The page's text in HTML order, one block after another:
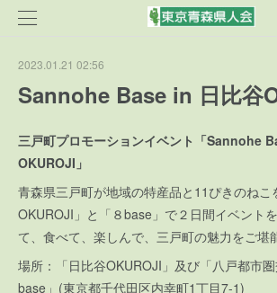
2023.01.21 02:56
Sannohe Base in 日比谷
三戸町プロモーションイベント「Sannohe
OKUROJI」
青森県三戸町が地域の特産品と11ぴきのねこ
OKUROJI」と「８base」で２日間イベント
て、食べて、楽しんで、三戸町の魅力をご堪
場所：「日比谷OKUROJI」及び「八戸都市
base」(東京都千代田区内幸町1丁目7-1)